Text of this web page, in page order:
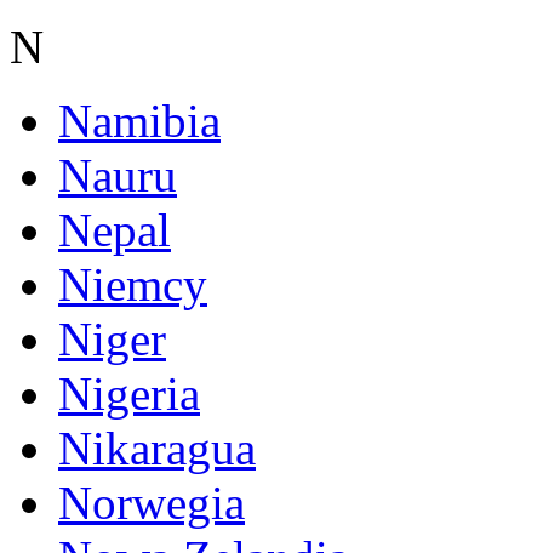
N
Namibia
Nauru
Nepal
Niemcy
Niger
Nigeria
Nikaragua
Norwegia